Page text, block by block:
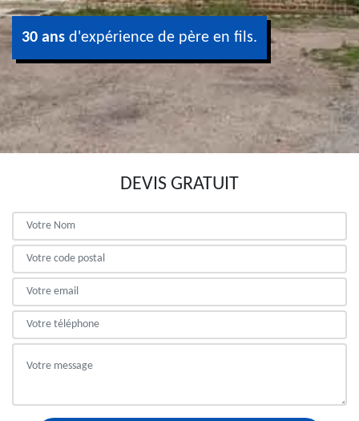
30 ans d'expérience de père en fils.
DEVIS GRATUIT